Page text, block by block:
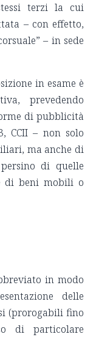
terzi la cui
– con effetto,
– in sede
in esame è
prevedendo
di pubblicità
CCII – non solo
ma anche di
di quelle
di beni mobili o
in modo
delle
(prorogabili fino
di particolare